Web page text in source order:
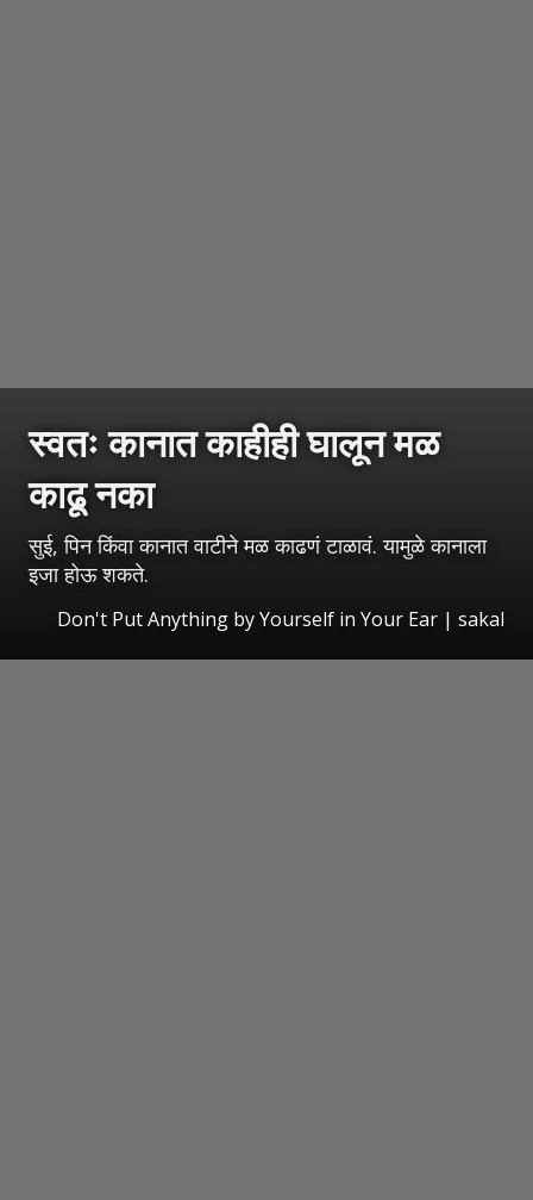
स्वतः कानात काहीही घालून मळ
काढू नका
सुई, पिन किंवा कानात वाटीने मळ काढणं टाळावं. यामुळे कानाला
इजा होऊ शकते.
Don't Put Anything by Yourself in Your Ear | sakal